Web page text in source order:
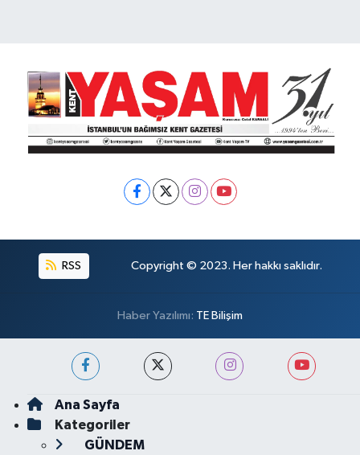
RSS Copyright © 2023. Her hakkı saklıdır.
Haber Yazılımı: TE Bilişim
Ana Sayfa
Kategoriler
GÜNDEM